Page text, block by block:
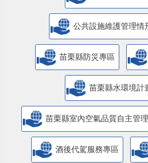
公共設施維護管理情
苗栗縣防災專區
苗栗縣水環境計
苗栗縣室內空氣品質自主管
酒後代駕服務專區